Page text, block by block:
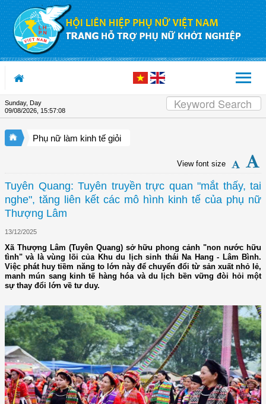
Skip to Content
Sunday, Day
09/08/2026 15:57:09
Phụ nữ làm kinh tế giỏi
View font size
Tuyên Quang: Tuyên truyền trực quan "mắt thấy, tai
nghe", tăng liên kết các mô hình kinh tế của phụ nữ
Thượng Lâm
13/12/2025
Xã Thượng Lâm (Tuyên Quang) sở hữu phong cảnh "non nước hữu
tình" và là vùng lõi của Khu du lịch sinh thái Na Hang - Lâm Bình.
Việc phát huy tiềm năng to lớn này để chuyển đổi từ sản xuất nhỏ lẻ,
manh mún sang kinh tế hàng hóa và du lịch bền vững đòi hỏi một
sự thay đổi lớn về tư duy.